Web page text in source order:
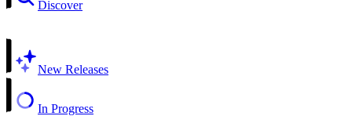
Discover
New Releases
In Progress